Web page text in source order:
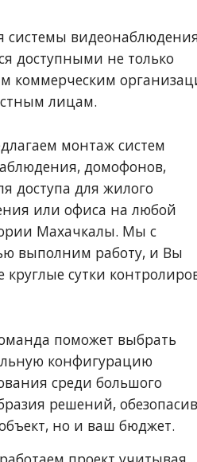
системы
доступными не только
коммерческим
лицам.
монтаж систем
домофонов,
доступа для жилого
или офиса на любой
Махачкалы. Мы с
выполним работу, и Вы
круглые сутки
поможет выбрать
конфигурацию
среди большого
решений,
но и ваш бюджет.